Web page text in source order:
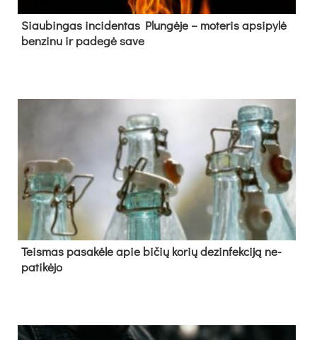
Siau­bin­gas in­ci­den­tas Plun­gė­je – mo­te­ris ap­si­py­lė
ben­zi­nu ir pa­de­gė sa­ve
Teis­mas pa­sa­kė­le apie bi­čių ko­rių de­zin­fek­ci­ją ne­
pa­ti­kė­jo